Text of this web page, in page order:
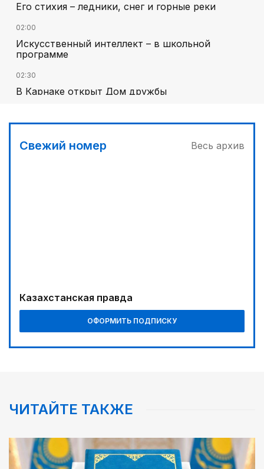
Его стихия – ледники, снег и горные реки
02:00
Искусственный интеллект – в школьной
программе
02:30
В Карнаке открыт Дом дружбы
01:40
03:30
Человекоцентричность в действии
Свежий номер Весь архив
Казахстанская правда
ОФОРМИТЬ ПОДПИСКУ
ЧИТАЙТЕ ТАКЖЕ